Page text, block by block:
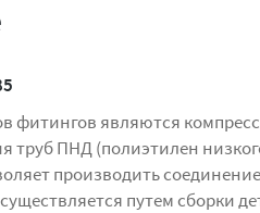
фитингов являются
труб ПНД (полиэтилен
производить
путем сборки